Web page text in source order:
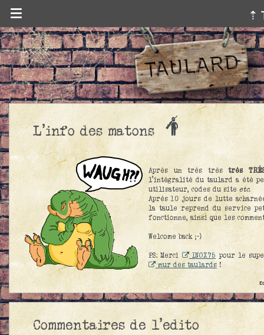
⇡
L'info des matons
Après un très trèstrès
l'intégralité du taulard a été
utilisateur, codes du site etc.
Après 10 jours de lutte
la taule reprend du service
fonctionne, ainsi que les
Welcome back ;-)
PS: Merci INOX75 pour le
mur des taulards !
Commentaires de l'edito